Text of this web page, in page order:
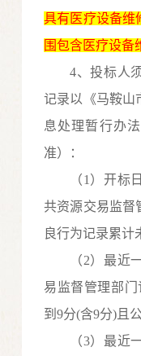
具有医疗设备维
围包含医疗设备
4、投标人
记录以《马鞍山
息处理暂行办
准）：
（1）开标
共资源交易监督
良行为记录累计
（2）最近
易监督管理部
到9分(含9分)且
（3）最近